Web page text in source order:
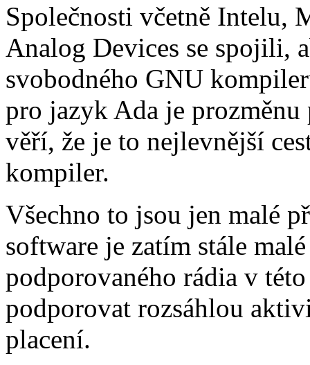
Společnosti včetně Intelu,
Analog Devices se spojili,
svobodného GNU
pro jazyk Ada je
věří, že je to nejlevnější
kompiler.
Všechno to jsou jen malé
software je zatím stále
podporovaného rádia v
podporovat rozsáhlou
placení.